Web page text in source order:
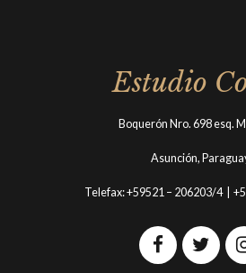
Estudio
Boquerón Nro. 698 esq.
Asunción,
Telefax: +59521 – 206203/4 |